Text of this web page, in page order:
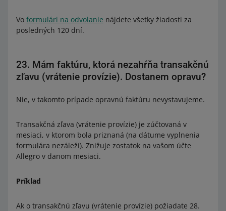
Vo formulári na odvolanie nájdete všetky žiadosti za
posledných 120 dní.
23. Mám faktúru, ktorá nezahŕňa transakčnú
zľavu (vrátenie provízie). Dostanem opravu?
Nie, v takomto prípade opravnú faktúru nevystavujeme.
Transakčná zľava (vrátenie provízie) je zúčtovaná v
mesiaci, v ktorom bola priznaná (na dátume vyplnenia
formulára nezáleží). Znižuje zostatok na vašom účte
Allegro v danom mesiaci.
Príklad
Ak o transakčnú zľavu (vrátenie provízie) požiadate 28.